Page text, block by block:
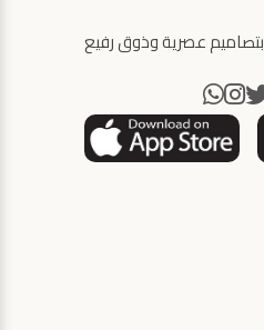
بتصاميم عصرية وذوق رفيع